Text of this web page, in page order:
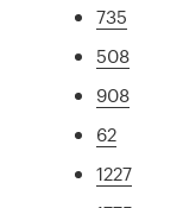
735
508
908
62
1227